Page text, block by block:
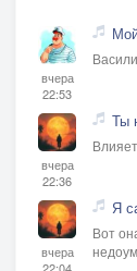
вчера
22:53
вчера
22:36
Ты
вчера
Я
Вот